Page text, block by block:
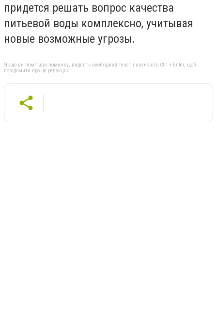
придется решать вопрос качества
питьевой воды комплексно, учитывая
новые возможные угрозы.
Якщо ви помітили помилку, виділіть необхідний текст і натисніть Ctrl + Enter, щоб
повідомити про це редакцію